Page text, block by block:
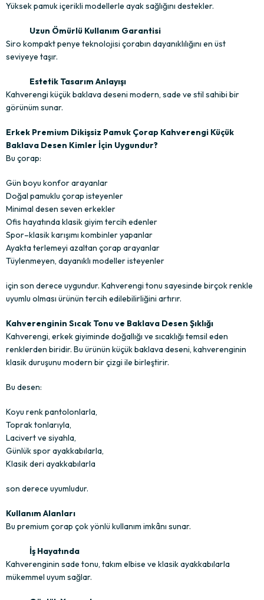
Yüksek pamuk içerikli modellerle ayak sağlığını destekler.
Uzun Ömürlü Kullanım Garantisi
Siro kompakt penye teknolojisi çorabın dayanıklılığını en üst
seviyeye taşır.
Estetik Tasarım Anlayışı
Kahverengi küçük baklava deseni modern, sade ve stil sahibi bir
görünüm sunar.
Erkek Premium Dikişsiz Pamuk Çorap Kahverengi Küçük
Baklava Desen Kimler İçin Uygundur?
Bu çorap:
Gün boyu konfor arayanlar
Doğal pamuklu çorap isteyenler
Minimal desen seven erkekler
Ofis hayatında klasik giyim tercih edenler
Spor–klasik karışımı kombinler yapanlar
Ayakta terlemeyi azaltan çorap arayanlar
Tüylenmeyen, dayanıklı modeller isteyenler
için son derece uygundur. Kahverengi tonu sayesinde birçok renkle
uyumlu olması ürünün tercih edilebilirliğini artırır.
Kahverenginin Sıcak Tonu ve Baklava Desen Şıklığı
Kahverengi, erkek giyiminde doğallığı ve sıcaklığı temsil eden
renklerden biridir. Bu ürünün küçük baklava deseni, kahverenginin
klasik duruşunu modern bir çizgi ile birleştirir.
Bu desen:
Koyu renk pantolonlarla,
Toprak tonlarıyla,
Lacivert ve siyahla,
Günlük spor ayakkabılarla,
Klasik deri ayakkabılarla
son derece uyumludur.
Kullanım Alanları
Bu premium çorap çok yönlü kullanım imkânı sunar.
İş Hayatında
Kahverenginin sade tonu, takım elbise ve klasik ayakkabılarla
mükemmel uyum sağlar.